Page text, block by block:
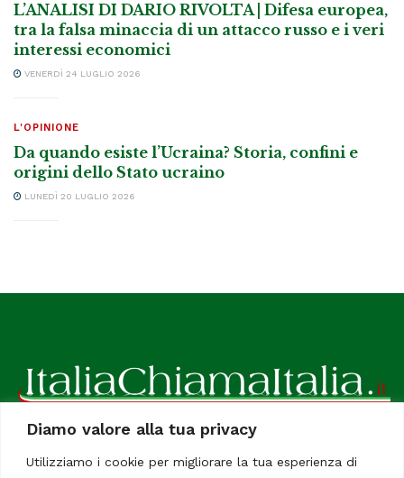
Diamo valore alla tua privacy
Utilizziamo i cookie per migliorare la tua esperienza di
L’ANALISI DI DARIO RIVOLTA | Difesa europea,
tra la falsa minaccia di un attacco russo e i veri
interessi economici
VENERDÌ 24 LUGLIO 2026
L'OPINIONE
Da quando esiste l’Ucraina? Storia, confini e
origini dello Stato ucraino
LUNEDÌ 20 LUGLIO 2026
ItaliaChiamaItalia, il TUO quotidiano online preferito.